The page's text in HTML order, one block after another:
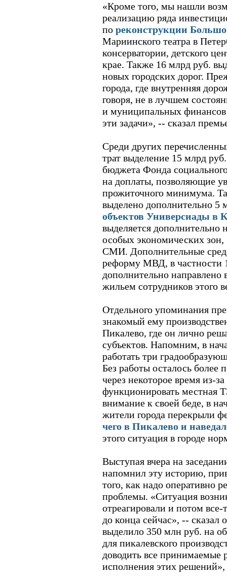
«Кроме того, мы нашли
реализацию ряда
по реконструкции
Мариинского театра в
консерватории, детского
крае. Также 16 млрд руб.
новых городских дорог.
города, где внутренняя
говоря, не в лучшем
и муниципальных финансов
эти задачи», -- сказал
Среди других
трат выделение 15 млрд
бюджета Фонда
на доплаты, позволяющие
прожиточного минимума.
выделено дополнительно 5
объектов Универсиады в
выделяется дополнительно
особых экономических
СМИ. Дополнительные
реформу МВД, в частности
дополнительно направлено
жильем сотрудников этого
Отдельного упоминания
знакомый ему
Пикалево, где он лично
субъектов. Напомним, в
работать три
Без работы осталось более
через некоторое время из-
функционировать местная
внимание к своей беде, в
жители города перекрыли
чего в Пикалево и
этого ситуация в городе
Выступая вчера на
напомнил эту историю,
того, как надо оперативно
проблемы. «Ситуация
отреагировали и потом
до конца сейчас», -- сказал
выделило 350 млн руб. на
для пикалевского
доводить все принимаемые
исполнения этих